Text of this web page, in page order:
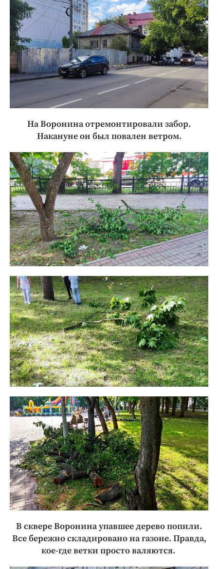
На Воронина отремонтировали забор.
Накануне он был повален ветром.
В сквере Воронина упавшее дерево попили.
Все бережно складировано на газоне. Правда,
кое-где ветки просто валяются.